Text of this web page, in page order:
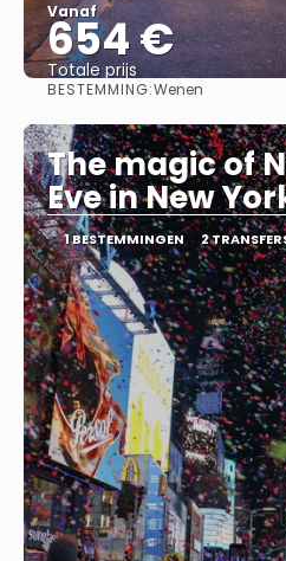
Vanaf
654 €
Totale prijs
BESTEMMING:Wenen
The magic of
Eve in New
1 BESTEMMINGEN 2